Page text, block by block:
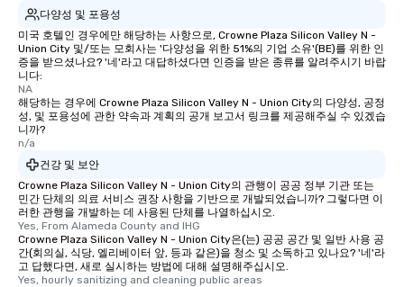
다양성 및 포용성
미국 호텔인 경우에만 해당하는 사항으로, Crowne Plaza Silicon Valley N -
Union City 및/또는 모회사는 '다양성을 위한 51%의 기업 소유'(BE)를 위한 인
증을 받으셨나요? '네'라고 대답하셨다면 인증을 받은 종류를 알려주시기 바랍
니다:
NA
해당하는 경우에 Crowne Plaza Silicon Valley N - Union City의 다양성, 공정
성, 및 포용성에 관한 약속과 계획의 공개 보고서 링크를 제공해주실 수 있겠습
니까?
n/a
건강 및 보안
Crowne Plaza Silicon Valley N - Union City의 관행이 공공 정부 기관 또는
민간 단체의 의료 서비스 권장 사항을 기반으로 개발되었습니까? 그렇다면 이
러한 관행을 개발하는 데 사용된 단체를 나열하십시오.
Yes, From Alameda County and IHG
Crowne Plaza Silicon Valley N - Union City은(는) 공공 공간 및 일반 사용 공
간(회의실, 식당, 엘리베이터 앞, 등과 같은)을 청소 및 소독하고 있나요? '네'라
고 답했다면, 새로 실시하는 방법에 대해 설명해주십시오.
Yes, hourly sanitizing and cleaning public areas